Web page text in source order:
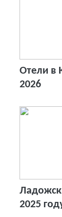
Отели в
2026
2025